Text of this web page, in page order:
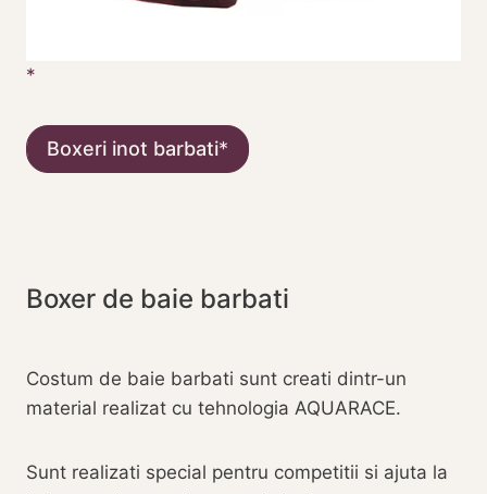
Boxeri inot barbati
Boxer de baie barbati
Costum de baie barbati sunt creati dintr-un
material realizat cu tehnologia AQUARACE.
Sunt realizati special pentru competitii si ajuta la